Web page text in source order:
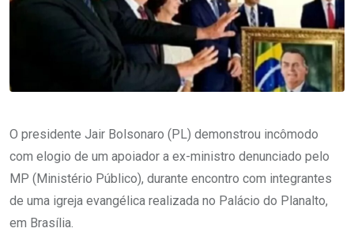
O presidente Jair Bolsonaro (PL) demonstrou incômodo
com elogio de um apoiador a ex-ministro denunciado pelo
MP (Ministério Público), durante encontro com integrantes
de uma igreja evangélica realizada no Palácio do Planalto,
em Brasília.